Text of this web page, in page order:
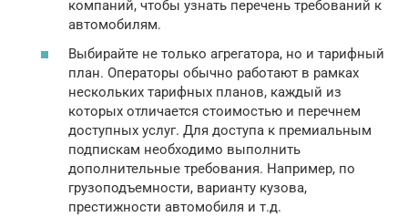
компаний, чтобы узнать перечень требований к
автомобилям.
Выбирайте не только агрегатора, но и тарифный
план. Операторы обычно работают в рамках
нескольких тарифных планов, каждый из
которых отличается стоимостью и перечнем
доступных услуг. Для доступа к премиальным
подпискам необходимо выполнить
дополнительные требования. Например, по
грузоподъемности, варианту кузова,
престижности автомобиля и т.д.